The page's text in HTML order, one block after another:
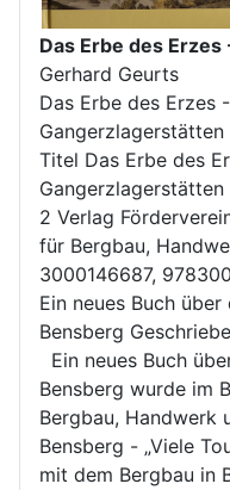
Das Erbe des Erzes
Gerhard Geurts
Das Erbe des Erzes
Titel Das Erbe des
2 Verlag
für Bergbau,
3000146687,
Ein neues Buch
Bensberg
Ein neues Buch
Bensberg wurde im
Bergbau, Handwerk
Bensberg - „Viele
mit dem Bergbau in